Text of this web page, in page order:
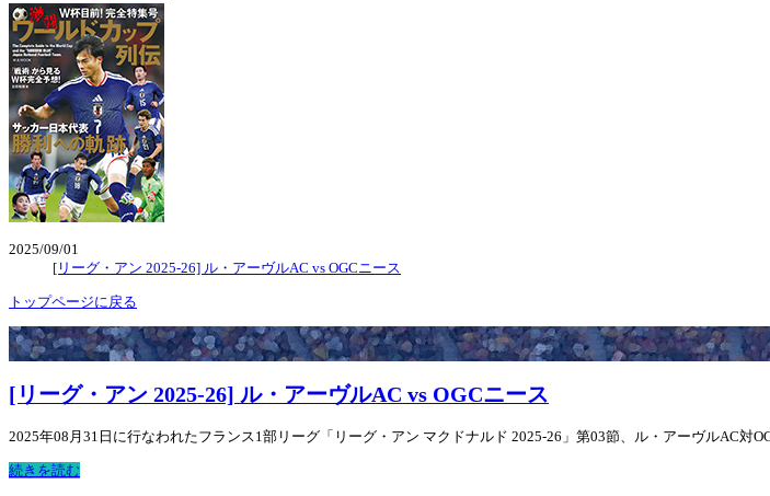
2025/09/01
[リーグ・アン 2025-26] ル・アーヴルAC vs OGCニース
トップページに戻る
[リーグ・アン 2025-26] ル・アーヴルAC vs OGCニース
2025年08月31日に行なわれたフランス1部リーグ「リーグ・アン マクドナルド 2025-26」第03節、ル・アーヴルAC対
続きを読む